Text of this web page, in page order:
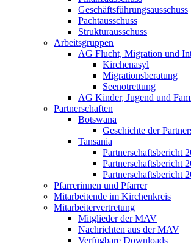
Geschäftsführungsausschuss
Pachtausschuss
Strukturausschuss
Arbeitsgruppen
AG Flucht, Migration und
Kirchenasyl
Migrationsberatung
Seenotrettung
AG Kinder, Jugend und
Partnerschaften
Botswana
Geschichte der
Tansania
Partnerschaftsbericht
Partnerschaftsbericht
Partnerschaftsbericht
Pfarrerinnen und Pfarrer
Mitarbeitende im Kirchenkreis
Mitarbeitervertretung
Mitglieder der MAV
Nachrichten aus der MAV
Verfügbare Downloads